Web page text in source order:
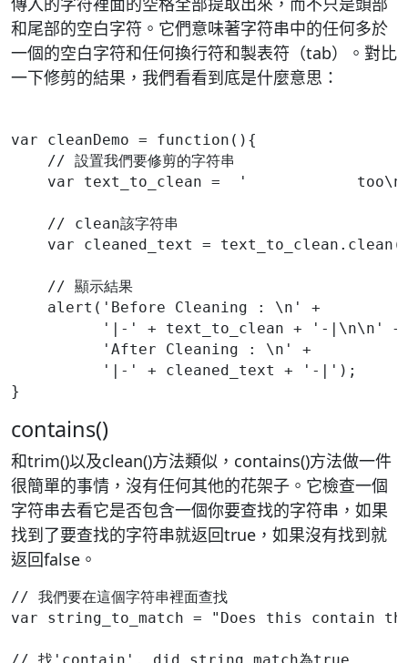
和尾部的空白字符。它們意味著字符串中的任何多於
一個的空白字符和任何換行符和製表符（tab）。對比
一下修剪的結果，我們看看到底是什麼意思：
var cleanDemo = function(){
    // 設置我們要修剪的字符串
var text_to_clean =  '
    // clean該字符串
var cleaned_text =
    // 顯示結果
    alert('Before Cleaning : \n' +
          '|-' + text_to_clean + '-|\n\n' +
          'After Cleaning : \n' +
          '|-' + cleaned_text + '-|');
contains()
和trim()以及clean()方法類似，contains()方法做一件
很簡單的事情，沒有任何其他的花架子。它檢查一個
字符串去看它是否包含一個你要查找的字符串，如果
找到了要查找的字符串就返回true，如果沒有找到就
返回false。
// 我們要在這個字符串裡面查找
var string_to_match = "Does this contain